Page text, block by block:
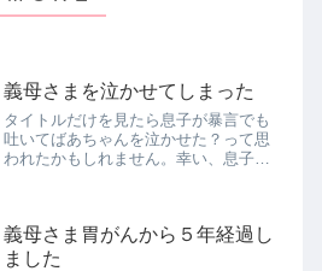
義母さまを泣かせてしまった
タイトルだけを見たら息子が暴言でも
吐いてばあちゃんを泣かせた？って思
われたかもしれません。幸い、息子は
す。まだ午前１０時半過ぎだったでし
ょう...
義母さま胃がんから５年経過し
ました